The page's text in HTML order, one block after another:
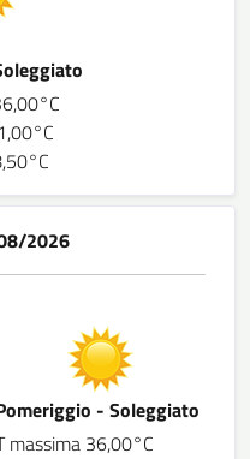
2026
- Soleggiato
massima 36,00°C